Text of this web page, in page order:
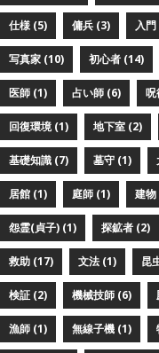
仕様 (5) 傭兵 (3) 入
写真家 (10) 初心者 (14)
医師 (1) 占い師 (6) 呪
回復環境 (1) 地下室 (2)
基礎知識 (7) 墓守 (1)
居館 (1) 庭師 (1) 建
怨霊(貞子) (1) 探鉱者 (2)
救助 (17) 文法 (1) 昆
検証 (2) 機械技師 (6)
漁師 (1) 無線子機 (1)